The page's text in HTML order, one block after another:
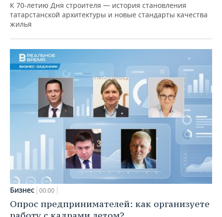
К 70-летию Дня строителя — история становления
татарстанской архитектуры и новые стандарты качества
жилья
Бизнес 00:00
Опрос предпринимателей: как организуете